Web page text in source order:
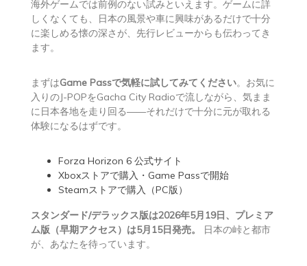
海外ゲームでは前例のない試みといえます。ゲームに詳
しくなくても、日本の風景や車に興味があるだけで十分
に楽しめる懐の深さが、先行レビューからも伝わってき
ます。
まずはGame Passで気軽に試してみてください。お気に
入りのJ-POPをGacha City Radioで流しながら、気まま
に日本各地を走り回る——それだけで十分に元が取れる
体験になるはずです。
Forza Horizon 6 公式サイト
Xboxストアで購入・Game Passで開始
Steamストアで購入（PC版）
スタンダード/デラックス版は2026年5月19日、プレミア
ム版（早期アクセス）は5月15日発売。
日本の峠と都市
が、あなたを待っています。